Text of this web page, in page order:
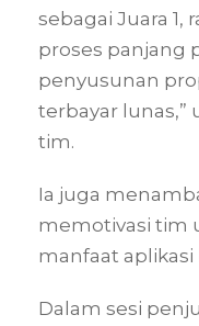
sebagai Juara 1,
proses panjang
penyusunan
terbayar lunas,”
tim.
Ia juga
memotivasi tim
manfaat aplikasi
Dalam sesi